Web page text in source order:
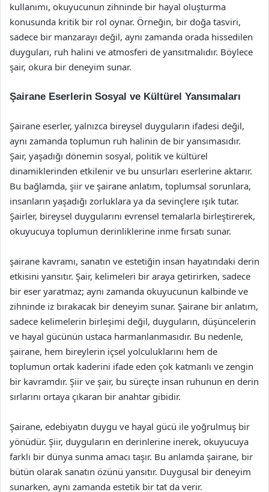
kullanımı, okuyucunun zihninde bir hayal oluşturma
konusunda kritik bir rol oynar. Örneğin, bir doğa tasviri,
sadece bir manzarayı değil, aynı zamanda orada hissedilen
duyguları, ruh halini ve atmosferi de yansıtmalıdır. Böylece
şair, okura bir deneyim sunar.
Şairane Eserlerin Sosyal ve Kültürel Yansımaları
Şairane eserler, yalnızca bireysel duyguların ifadesi değil,
aynı zamanda toplumun ruh halinin de bir yansımasıdır.
Şair, yaşadığı dönemin sosyal, politik ve kültürel
dinamiklerinden etkilenir ve bu unsurları eserlerine aktarır.
Bu bağlamda, şiir ve şairane anlatım, toplumsal sorunlara,
insanların yaşadığı zorluklara ya da sevinçlere ışık tutar.
Şairler, bireysel duygularını evrensel temalarla birleştirerek,
okuyucuya toplumun derinliklerine inme fırsatı sunar.
şairane kavramı, sanatın ve estetiğin insan hayatındaki derin
etkisini yansıtır. Şair, kelimeleri bir araya getirirken, sadece
bir eser yaratmaz; aynı zamanda okuyucunun kalbinde ve
zihninde iz bırakacak bir deneyim sunar. Şairane bir anlatım,
sadece kelimelerin birleşimi değil, duyguların, düşüncelerin
ve hayal gücünün ustaca harmanlanmasıdır. Bu nedenle,
şairane, hem bireylerin içsel yolculuklarını hem de
toplumun ortak kaderini ifade eden çok katmanlı ve zengin
bir kavramdır. Şiir ve şair, bu süreçte insan ruhunun en derin
sırlarını ortaya çıkaran bir anahtar gibidir.
Şairane, edebiyatın duygu ve hayal gücü ile yoğrulmuş bir
yönüdür. Şiir, duyguların en derinlerine inerek, okuyucuya
farklı bir dünya sunma amacı taşır. Bu anlamda şairane, bir
bütün olarak sanatın özünü yansıtır. Duygusal bir deneyim
sunarken, aynı zamanda estetik bir tat da verir.